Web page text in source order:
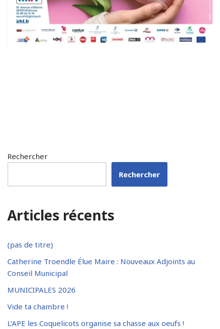
Rechercher
Rechercher
Articles récents
(pas de titre)
Catherine Troendle Élue Maire : Nouveaux Adjoints au
Conseil Municipal
MUNICIPALES 2026
Vide ta chambre !
L’APE les Coquelicots organise sa chasse aux oeufs !